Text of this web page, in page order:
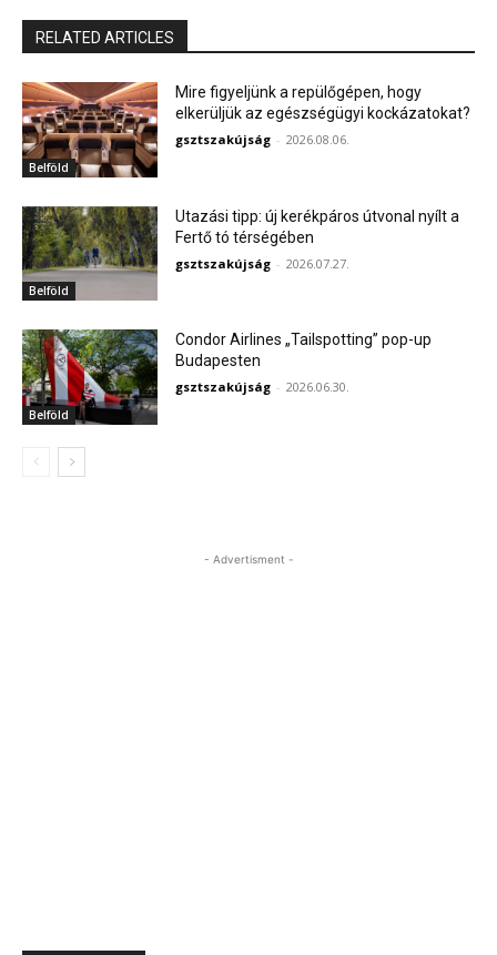
RELATED ARTICLES
Belföld
Mire figyeljünk a repülőgépen, hogy
elkerüljük az egészségügyi kockázatokat?
gsztszakújság - 2026.08.06.
Belföld
Utazási tipp: új kerékpáros útvonal nyílt a
Fertő tó térségében
gsztszakújság - 2026.07.27.
Belföld
Condor Airlines „Tailspotting” pop-up
Budapesten
gsztszakújság - 2026.06.30.
- Advertisment -